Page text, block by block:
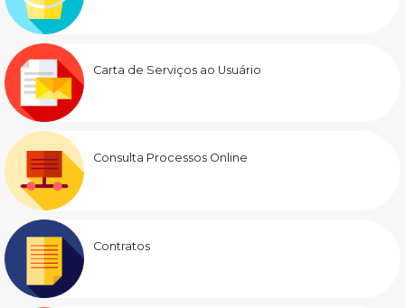
Carta de Serviços ao Usuário
Consulta Processos Online
Contratos